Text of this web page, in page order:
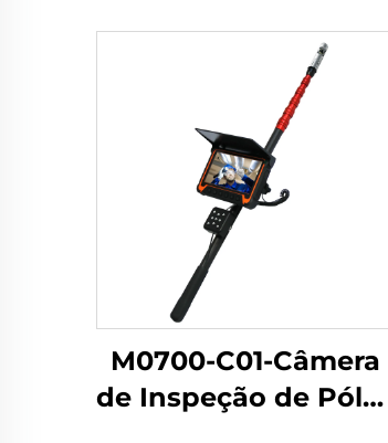
M0700-C01-Câmera
de Inspeção de Pólos